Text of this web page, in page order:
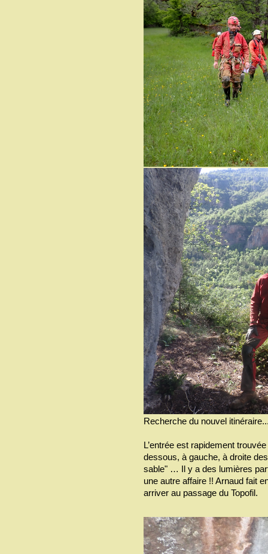
Recherche du nouvel
L’entrée est rapidement
dessous, à gauche, à droite
sable" … Il y a des lumières
une autre affaire !! Arnaud fait
arriver au passage du Topofil.